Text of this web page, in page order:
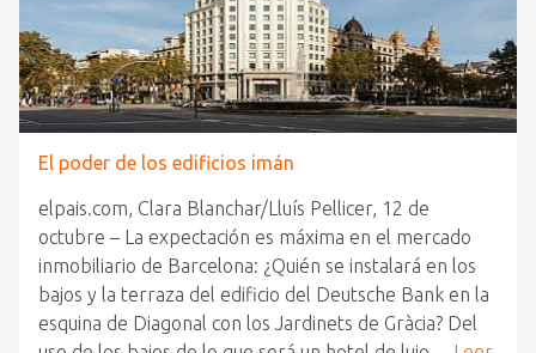
El poder de los edificios imán
elpais.com, Clara Blanchar/Lluís Pellicer, 12 de
octubre – La expectación es máxima en el mercado
inmobiliario de Barcelona: ¿Quién se instalará en los
bajos y la terraza del edificio del Deutsche Bank en la
esquina de Diagonal con los Jardinets de Gràcia? Del